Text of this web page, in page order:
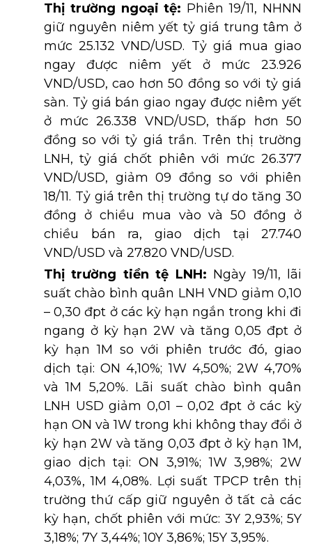
Thị trường ngoại tệ: Phiên 19/11, NHNN
giữ nguyên niêm yết tỷ giá trung tâm ở
mức 25.132 VND/USD. Tỷ giá mua giao
ngay được niêm yết ở mức 23.926
VND/USD, cao hơn 50 đồng so với tỷ giá
sàn. Tỷ giá bán giao ngay được niêm yết
ở mức 26.338 VND/USD, thấp hơn 50
đồng so với tỷ giá trần. Trên thị trường
LNH, tỷ giá chốt phiên với mức 26.377
VND/USD, giảm 09 đồng so với phiên
18/11. Tỷ giá trên thị trường tự do tăng 30
đồng ở chiều mua vào và 50 đồng ở
chiều bán ra, giao dịch tại 27.740
VND/USD và 27.820 VND/USD.
Thị trường tiền tệ LNH: Ngày 19/11, lãi
suất chào bình quân LNH VND giảm 0,10
– 0,30 đpt ở các kỳ hạn ngắn trong khi đi
ngang ở kỳ hạn 2W và tăng 0,05 đpt ở
kỳ hạn 1M so với phiên trước đó, giao
dịch tại: ON 4,10%; 1W 4,50%; 2W 4,70%
và 1M 5,20%. Lãi suất chào bình quân
LNH USD giảm 0,01 – 0,02 đpt ở các kỳ
hạn ON và 1W trong khi không thay đổi ở
kỳ hạn 2W và tăng 0,03 đpt ở kỳ hạn 1M,
giao dịch tại: ON 3,91%; 1W 3,98%; 2W
4,03%, 1M 4,08%. Lợi suất TPCP trên thị
trường thứ cấp giữ nguyên ở tất cả các
kỳ hạn, chốt phiên với mức: 3Y 2,93%; 5Y
3,18%; 7Y 3,44%; 10Y 3,86%; 15Y 3,95%.